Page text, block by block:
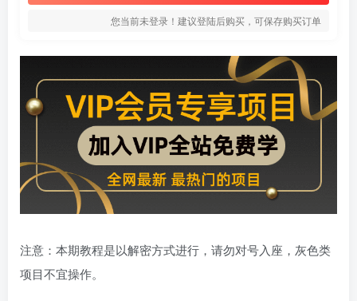
您当前未登录！建议登陆后购买，可保存购买订单
注意：本期教程是以解密方式进行，请勿对号入座，灰色类
项目不宜操作。